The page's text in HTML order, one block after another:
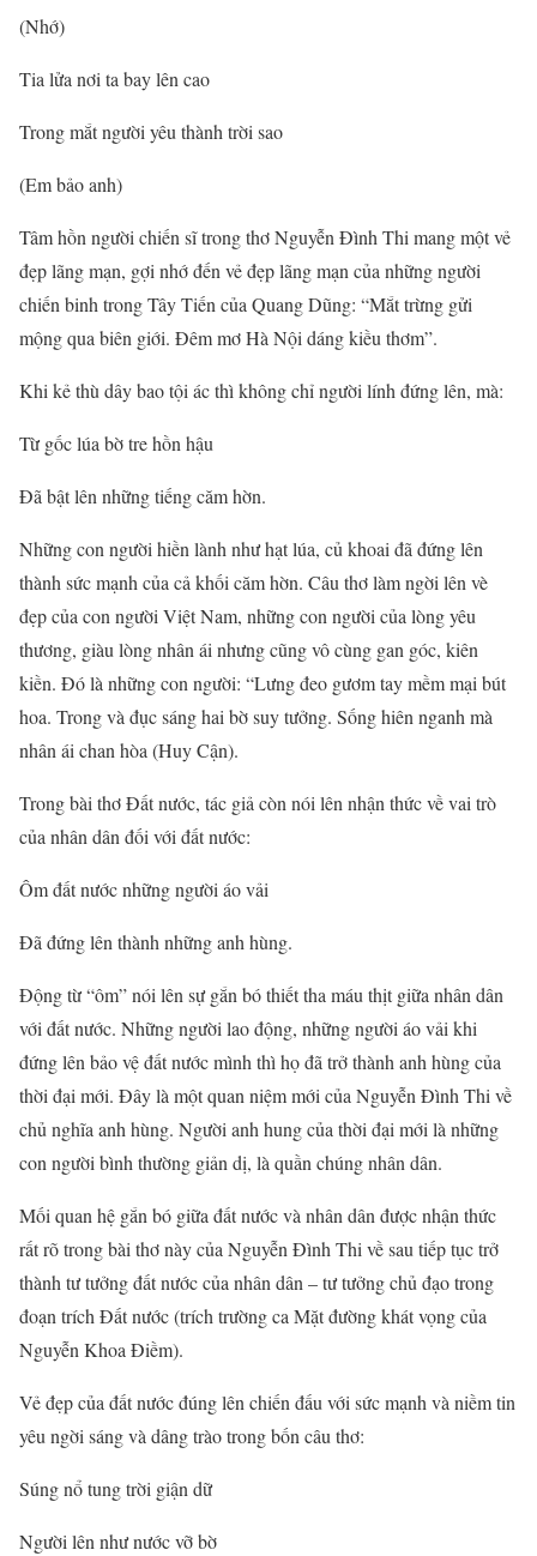
(Nhớ)
Tia lửa nơi ta bay lên cao
Trong mắt người yêu thành trời sao
(Em bảo anh)
Tâm hồn người chiến sĩ trong thơ Nguyễn Đình Thi mang một vẻ
đẹp lãng mạn, gợi nhớ đến vẻ đẹp lãng mạn của những người
chiến binh trong Tây Tiến của Quang Dũng: “Mắt trừng gửi
mộng qua biên giới. Đêm mơ Hà Nội dáng kiều thơm”.
Khi kẻ thù dây bao tội ác thì không chỉ người lính đứng lên, mà:
Từ gốc lúa bờ tre hồn hậu
Đã bật lên những tiếng căm hờn.
Những con người hiền lành như hạt lúa, củ khoai đã đứng lên
thành sức mạnh của cả khối căm hờn. Câu thơ làm ngời lên vè
đẹp của con người Việt Nam, những con người của lòng yêu
thương, giàu lòng nhân ái nhưng cũng vô cùng gan góc, kiên
kiền. Đó là những con người: “Lưng đeo gươm tay mềm mại bút
hoa. Trong và đục sáng hai bờ suy tưởng. Sống hiên nganh mà
nhân ái chan hòa (Huy Cận).
Trong bài thơ Đất nước, tác giả còn nói lên nhận thức về vai trò
của nhân dân đối với đất nước:
Ôm đất nước những người áo vải
Đã đứng lên thành những anh hùng.
Động từ “ôm” nói lên sự gắn bó thiết tha máu thịt giữa nhân dân
với đất nước. Những người lao động, những người áo vải khi
đứng lên bảo vệ đất nước mình thì họ đã trở thành anh hùng của
thời đại mới. Đây là một quan niệm mới của Nguyễn Đình Thi về
chủ nghĩa anh hùng. Người anh hung của thời đại mới là những
con người bình thường giản dị, là quần chúng nhân dân.
Mối quan hệ gắn bó giữa đất nước và nhân dân được nhận thức
rất rõ trong bài thơ này của Nguyễn Đình Thi về sau tiếp tục trở
thành tư tưởng đất nước của nhân dân – tư tưởng chủ đạo trong
đoạn trích Đất nước (trích trường ca Mặt đường khát vọng của
Nguyễn Khoa Điềm).
Vẻ đẹp của đất nước đúng lên chiến đấu với sức mạnh và niềm tin
yêu ngời sáng và dâng trào trong bốn câu thơ:
Súng nổ tung trời giận dữ
Người lên như nước vỡ bờ